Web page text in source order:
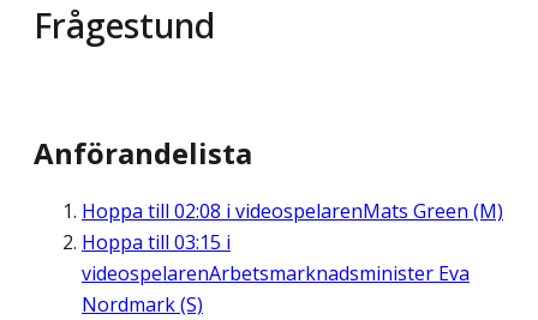
Frågestund
Anförandelista
Hoppa till 02:08 i videospelarenMats Green (M)
Hoppa till 03:15 i
videospelarenArbetsmarknadsminister Eva
Nordmark (S)